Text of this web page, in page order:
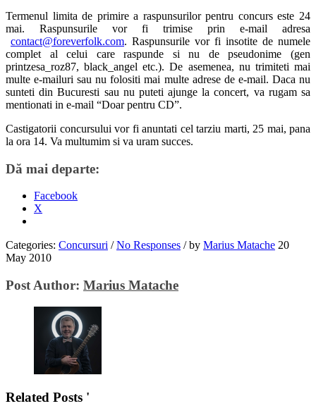
Termenul limita de primire a raspunsurilor pentru concurs este 24
mai. Raspunsurile vor fi trimise prin e-mail adresa
contact@foreverfolk.com. Raspunsurile vor fi insotite de numele
complet al celui care raspunde si nu de pseudonime (gen
printzesa_roz87, black_angel etc.). De asemenea, nu trimiteti mai
multe e-mailuri sau nu folositi mai multe adrese de e-mail. Daca nu
sunteti din Bucuresti sau nu puteti ajunge la concert, va rugam sa
mentionati in e-mail “Doar pentru CD”.
Castigatorii concursului vor fi anuntati cel tarziu marti, 25 mai, pana
la ora 14. Va multumim si va uram succes.
Dă mai departe:
Facebook
X
Categories: Concursuri / No Responses /by Marius Matache 20
May 2010
Post Author: Marius Matache
Related Posts '